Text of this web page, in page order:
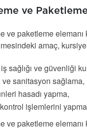
ve
ve paketleme elemanı
amaç,
sağlığı ve güvenliği
sanitasyon sağlama,
hasadı yapma,
işlemlerini
ve paketleme elemanı